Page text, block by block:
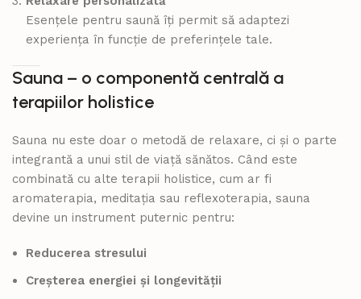
Esențele pentru saună îți permit să adaptezi
experiența în funcție de preferințele tale.
Sauna – o componentă centrală a
terapiilor holistice
Sauna nu este doar o metodă de relaxare, ci și o parte
integrantă a unui stil de viață sănătos. Când este
combinată cu alte terapii holistice, cum ar fi
aromaterapia, meditația sau reflexoterapia, sauna
devine un instrument puternic pentru:
Reducerea stresului
Creșterea energiei și longevității